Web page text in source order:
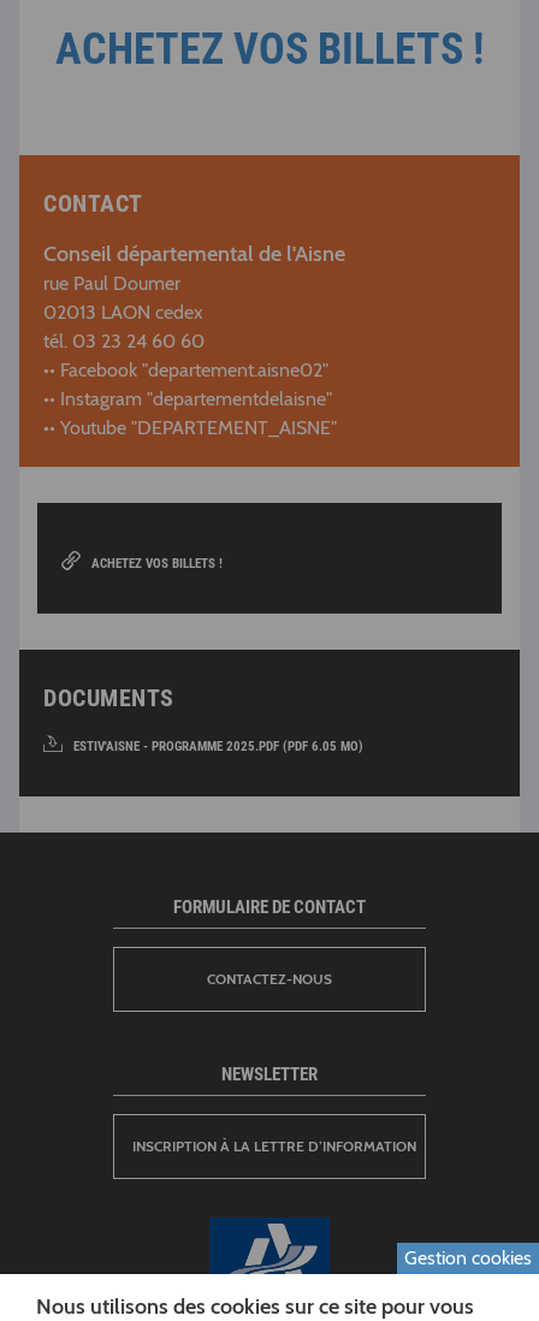
ACHETEZ VOS BILLETS !
CONTACT
Conseil départemental de l'Aisne
rue Paul Doumer
02013 LAON cedex
tél. 03 23 24 60 60
•• Facebook "departement.aisne02"
•• Instagram "departementdelaisne"
•• Youtube "DEPARTEMENT_AISNE"
ACHETEZ VOS BILLETS !
DOCUMENTS
ESTIV'AISNE - PROGRAMME 2025.PDF (PDF 6.05 MO)
FORMULAIRE DE CONTACT
CONTACTEZ-NOUS
NEWSLETTER
INSCRIPTION À LA LETTRE D’INFORMATION
Gestion cookies
Nous utilisons des cookies sur ce site pour vous